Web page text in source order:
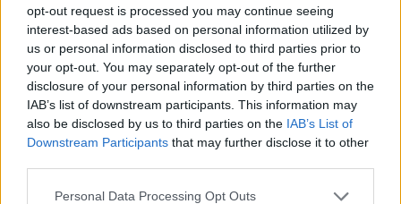
opt-out request is processed you may continue seeing
interest-based ads based on personal information utilized by
us or personal information disclosed to third parties prior to
your opt-out. You may separately opt-out of the further
disclosure of your personal information by third parties on the
IAB’s list of downstream participants. This information may
also be disclosed by us to third parties on the IAB’s List of
Downstream Participants that may further disclose it to other
Personal Data Processing Opt Outs
AustriaCard: Στα 271 εκατ. ευρώ το deal του
Νικόλαου Λύκου με την DNP
Bloomberg: Η Τουρκία προωθεί νομοσχέδιο
που δίνει στον Ερντογάν την εξουσία να
ανακηρύξει ΑΟΖ έως 200 μίλια